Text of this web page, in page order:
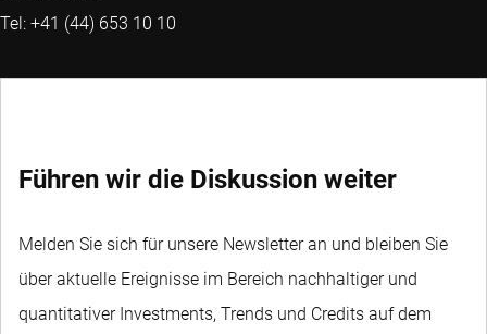
Tel: +41 (44) 653 10 10
Führen wir die Diskussion weiter
Melden Sie sich für unsere Newsletter an und bleiben Sie
über aktuelle Ereignisse im Bereich nachhaltiger und
quantitativer Investments, Trends und Credits auf dem